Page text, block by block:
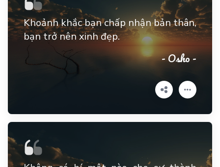
Khoảnh khắc bạn chấp nhận bản thân,
bạn trở nên xinh đẹp.
- Osho -